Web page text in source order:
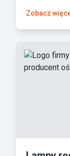
Zobacz